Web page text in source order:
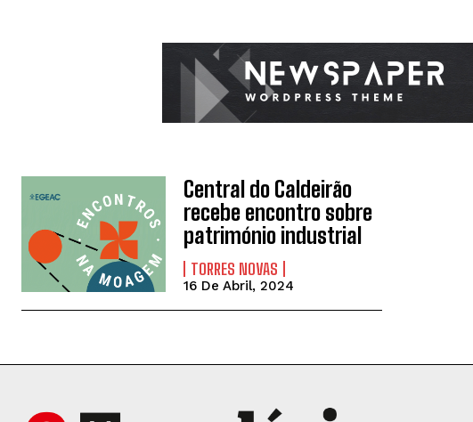
Central do Caldeirão
recebe encontro sobre
património industrial
TORRES NOVAS
16 De Abril, 2024